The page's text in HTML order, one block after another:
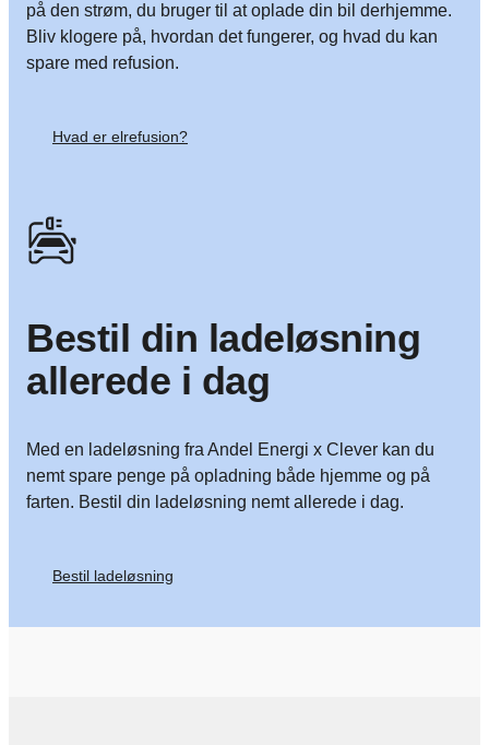
på den strøm, du bruger til at oplade din bil derhjemme.
Bliv klogere på, hvordan det fungerer, og hvad du kan
spare med refusion.
Hvad er elrefusion?
Bestil din ladeløsning
allerede i dag
Med en ladeløsning fra Andel Energi x Clever kan du
nemt spare penge på opladning både hjemme og på
farten. Bestil din ladeløsning nemt allerede i dag.
Bestil ladeløsning